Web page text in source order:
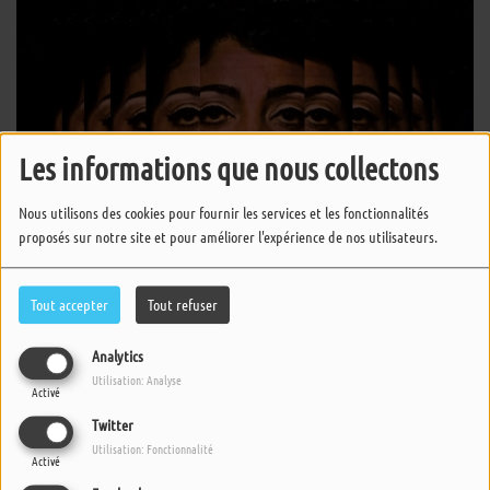
Les informations que nous collectons
Nous utilisons des cookies pour fournir les services et les fonctionnalités
proposés sur notre site et pour améliorer l'expérience de nos utilisateurs.
Tout accepter Tout refuser
Analytics
Activé
Utilisation: Analyse
Twitter
Activé
Utilisation: Fonctionnalité
ÉCOUTER LE PODCAST